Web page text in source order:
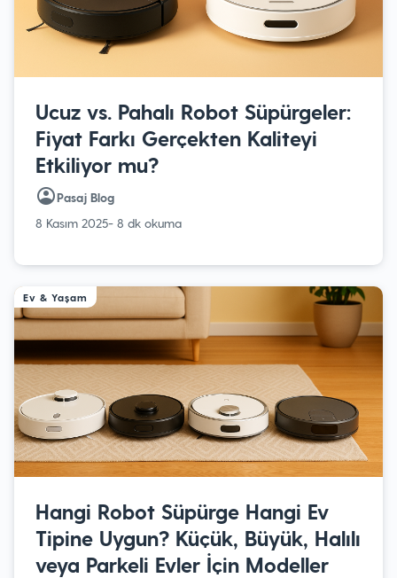
Ucuz vs. Pahalı Robot Süpürgeler:
Fiyat Farkı Gerçekten Kaliteyi
Etkiliyor mu?
Pasaj Blog
8 Kasım 2025- 8 dk okuma
Ev & Yaşam
Hangi Robot Süpürge Hangi Ev
Tipine Uygun? Küçük, Büyük, Halılı
veya Parkeli Evler İçin Modeller